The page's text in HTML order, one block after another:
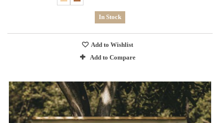
In Stock
Add to Wishlist
Add to Compare